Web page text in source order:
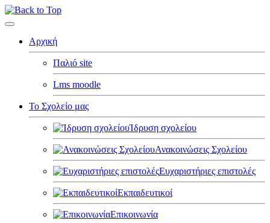
Αρχική
Παλιό site
Lms moodle
Το Σχολείο μας
Ίδρυση σχολείου
Ανακοινώσεις Σχολείου
Ευχαριστήριες επιστολές
Εκπαιδευτικοί
Επικοινωνία